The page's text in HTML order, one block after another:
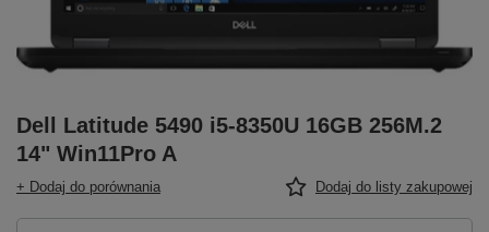
Dell Latitude 5490 i5-8350U 16GB 256M.2
14" Win11Pro A
+ Dodaj do porównania Dodaj do listy zakupowej